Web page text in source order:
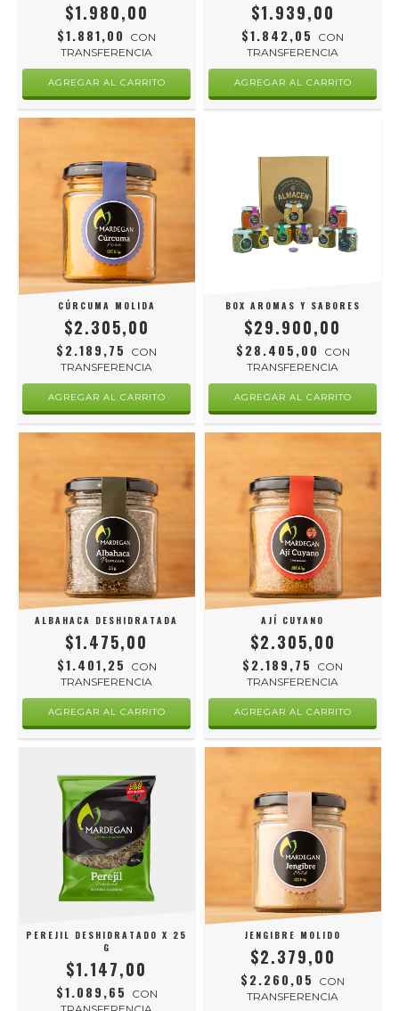
$1.980,00
$1.881,00
CON
TRANSFERENCIA
$1.939,00
$1.842,05
CON
TRANSFERENCIA
CÚRCUMA MOLIDA
$2.305,00
$2.189,75
CON
TRANSFERENCIA
BOX AROMAS Y SABORES
$29.900,00
$28.405,00
CON
TRANSFERENCIA
ALBAHACA DESHIDRATADA
$1.475,00
$1.401,25
CON
TRANSFERENCIA
AJÍ CUYANO
$2.305,00
$2.189,75
CON
TRANSFERENCIA
PEREJIL DESHIDRATADO X 25
G
$1.147,00
$1.089,65
CON
JENGIBRE MOLIDO
$2.379,00
$2.260,05
CON
TRANSFERENCIA